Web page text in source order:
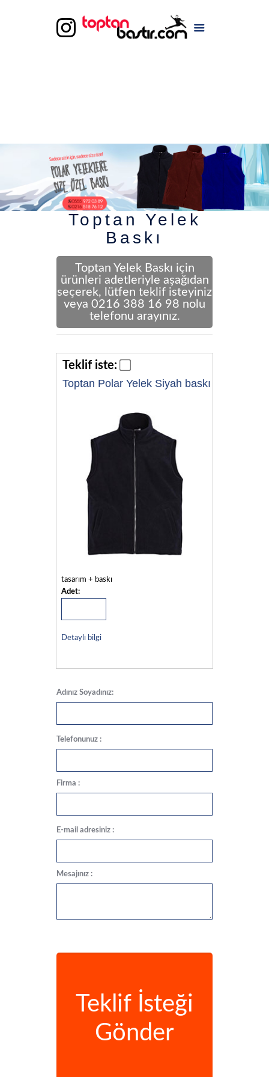
Toptan Yelek
Baskı
Toptan Yelek Baskı için
ürünleri adetleriyle aşağıdan
seçerek, lütfen teklif isteyiniz
veya 0216 388 16 98 nolu
telefonu arayınız.
Teklif iste:
Toptan Polar Yelek Siyah baskı
tasarım + baskı
Adet:
Detaylı bilgi
Adınız Soyadınız:
Telefonunuz :
Firma :
E-mail adresiniz :
Mesajınız :
Teklif İsteği
Gönder